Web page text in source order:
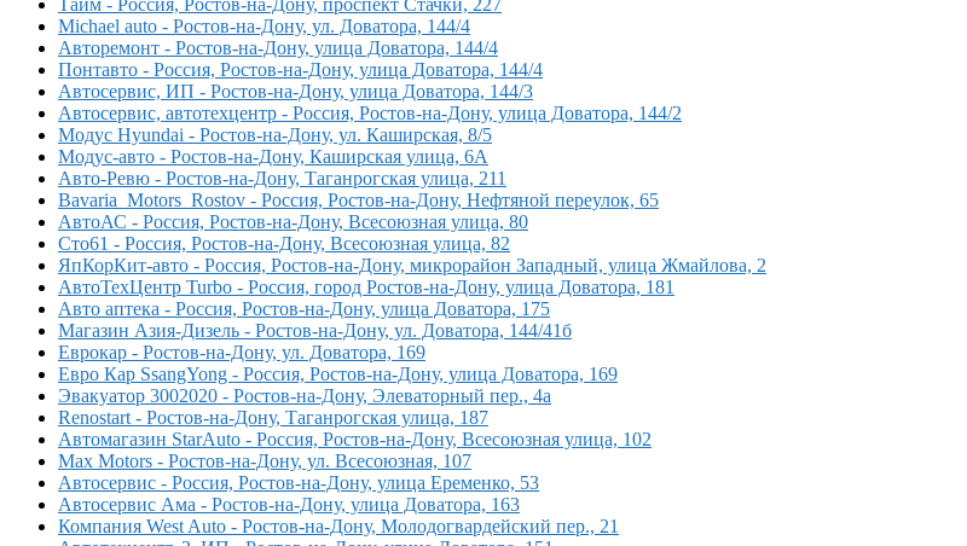
Michael auto - Ростов-на-Дону, ул. Доватора, 144/4
Авторемонт - Ростов-на-Дону, улица Доватора, 144/4
Понтавто - Россия, Ростов-на-Дону, улица Доватора, 144/4
Автосервис, ИП - Ростов-на-Дону, улица Доватора, 144/3
Автосервис, автотехцентр - Россия, Ростов-на-Дону, улица Доватора, 144/2
Модус Hyundai - Ростов-на-Дону, ул. Каширская, 8/5
Модус-авто - Ростов-на-Дону, Каширская улица, 6А
Авто-Ревю - Ростов-на-Дону, Таганрогская улица, 211
Bavaria_Motors_Rostov - Россия, Ростов-на-Дону, Нефтяной переулок, 65
АвтоАС - Россия, Ростов-на-Дону, Всесоюзная улица, 80
Сто61 - Россия, Ростов-на-Дону, Всесоюзная улица, 82
ЯпКорКит-авто - Россия, Ростов-на-Дону, микрорайон Западный, улица Жмайлова, 2
АвтоТехЦентр Turbo - Россия, город Ростов-на-Дону, улица Доватора, 181
Авто аптека - Россия, Ростов-на-Дону, улица Доватора, 175
Магазин Азия-Дизель - Ростов-на-Дону, ул. Доватора, 144/41б
Еврокар - Ростов-на-Дону, ул. Доватора, 169
Евро Кар SsangYong - Россия, Ростов-на-Дону, улица Доватора, 169
Эвакуатор 3002020 - Ростов-на-Дону, Элеваторный пер., 4а
Renostart - Ростов-на-Дону, Таганрогская улица, 187
Автомагазин StarAuto - Россия, Ростов-на-Дону, Всесоюзная улица, 102
Max Motors - Ростов-на-Дону, ул. Всесоюзная, 107
Автосервис - Россия, Ростов-на-Дону, улица Еременко, 53
Автосервис Ама - Ростов-на-Дону, улица Доватора, 163
Компания West Auto - Ростов-на-Дону, Молодогвардейский пер., 21